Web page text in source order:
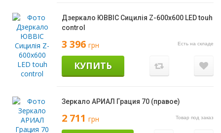
Дзеркало ЮВВІС Сицилія Z-600х600 LED touh
control
3 396 грн Есть на складе
КУПИТЬ
Зеркало АРИАЛ Грация 70 (правое)
2 711 грн Товар под заказ